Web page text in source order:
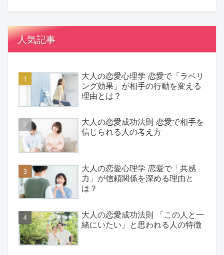
人気記事
大人の恋愛心理学 恋愛で「ラベリ
ング効果」が相手の行動を変える
理由とは？
大人の恋愛成功法則 恋愛で相手を
信じられる人の考え方
大人の恋愛心理学 恋愛で「共感
力」が信頼関係を深める理由と
は？
大人の恋愛成功法則 「この人と一
緒にいたい」と思われる人の特徴